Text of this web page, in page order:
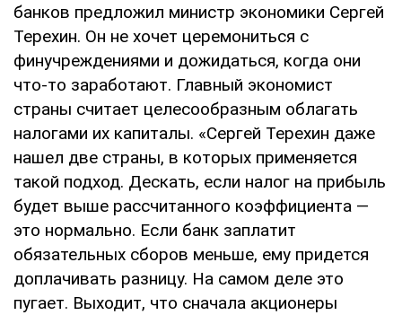
банков предложил ми­нистр экономики Сергей
Терехин. Он не хо­чет церемониться с
финучреждениями и дожидаться, когда они
что-то заработают. Главный экономист
страны считает целе­сообразным облагать
налогами их капита­лы. «Сергей Терехин даже
нашел две стра­ны, в которых применяется
такой подход. Дескать, если налог на прибыль
будет вы­ше рассчитанного коэффициента —
это нормально. Если банк заплатит
обязатель­ных сборов меньше, ему придется
доплачи­вать разницу. На самом деле это
пугает. Выходит, что сначала акционеры